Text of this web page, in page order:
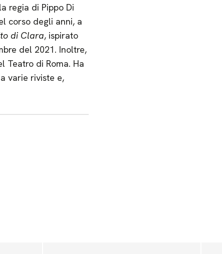
regia di Pippo Di
corso degli anni, a
di Clara, ispirato
del 2021. Inoltre,
di Roma. Ha
varie riviste e,